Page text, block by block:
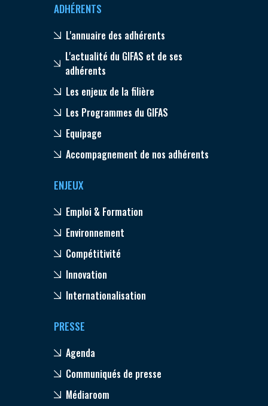
ADHÉRENTS
L'annuaire des adhérents
L'actualité du GIFAS et de ses
adhérents
Les enjeux de la filière
Les Programmes du GIFAS
Equipage
Accompagnement de nos adhérents
ENJEUX
Emploi & Formation
Environnement
Compétitivité
Innovation
Internationalisation
PRESSE
Agenda
Communiqués de presse
Médiaroom